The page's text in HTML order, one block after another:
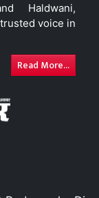
Haldwani,
voice in
Read More...